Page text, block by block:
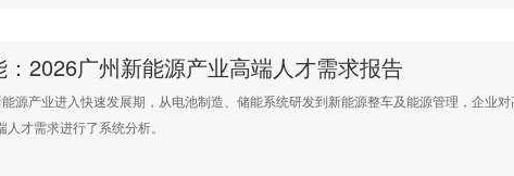
：2026广州新能源产业高端人才需求报告
产业进入快速发展期，从电池制造、储能系统研发到新能源整车及能源管理，企业
才需求进行了系统分析。